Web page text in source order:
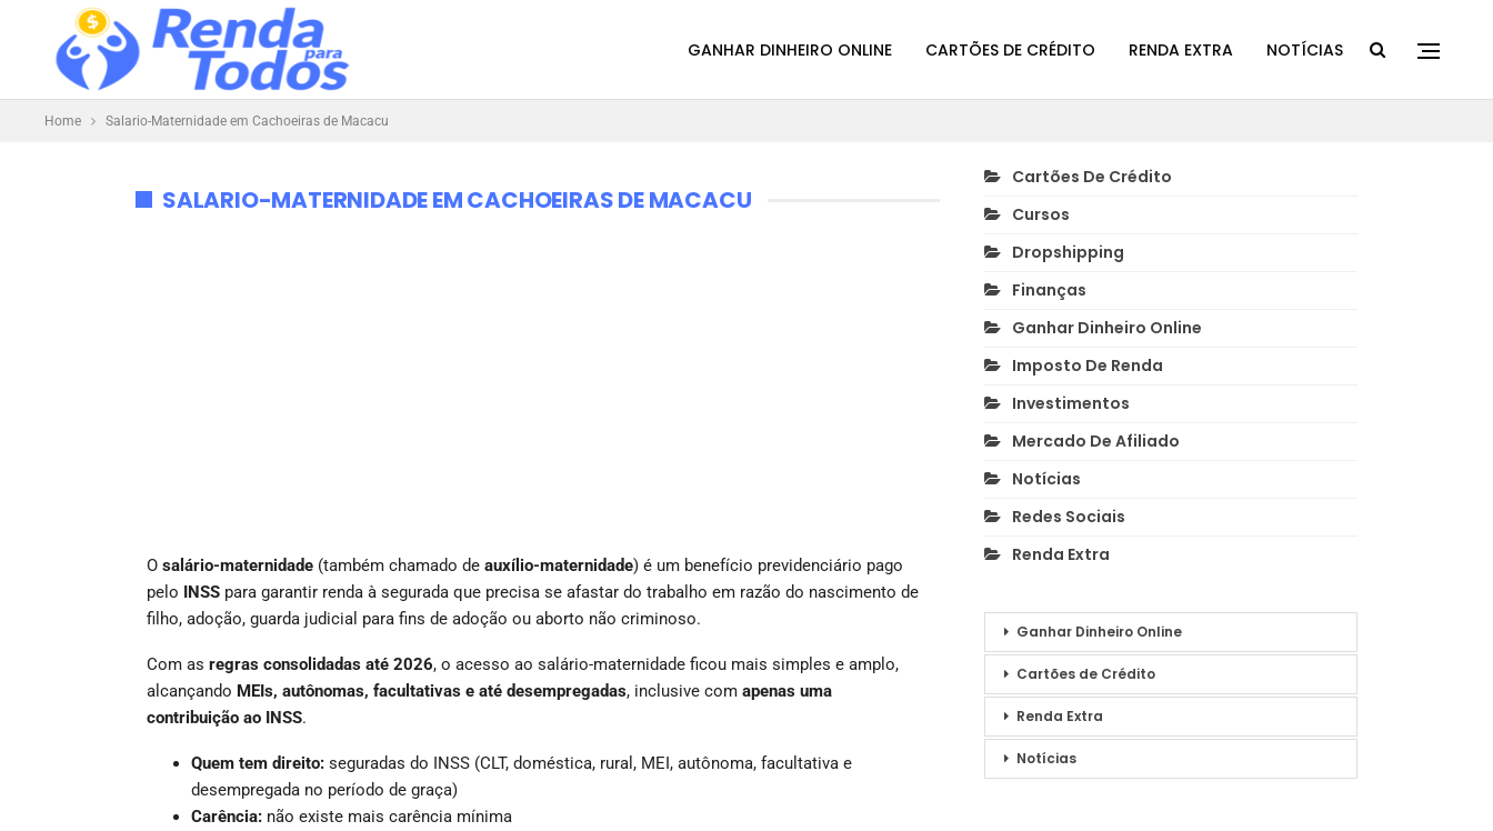
GANHAR DINHEIRO ONLINE CARTÕES DE CRÉDITO RENDA EXTRA NOTÍCIAS
Home Salario-Maternidade em Cachoeiras de Macacu
SALARIO-MATERNIDADE EM CACHOEIRAS DE MACACU
O salário-maternidade (também chamado de auxílio-maternidade) é um benefício previdenciário pago
pelo INSS para garantir renda à segurada que precisa se afastar do trabalho em razão do nascimento de
filho, adoção, guarda judicial para fins de adoção ou aborto não criminoso.
Com as regras consolidadas até 2026, o acesso ao salário-maternidade ficou mais simples e amplo,
alcançando MEIs, autônomas, facultativas e até desempregadas, inclusive com apenas uma
contribuição ao INSS.
Quem tem direito: seguradas do INSS (CLT, doméstica, rural, MEI, autônoma, facultativa e
desempregada no período de graça)
Carência: não existe mais carência mínima
Cartões De Crédito
Cursos
Dropshipping
Finanças
Ganhar Dinheiro Online
Imposto De Renda
Investimentos
Mercado De Afiliado
Notícias
Redes Sociais
Renda Extra
Ganhar Dinheiro Online
Cartões de Crédito
Renda Extra
Notícias